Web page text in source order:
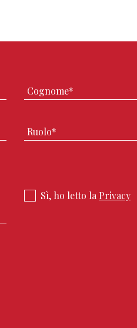
Sì, ho letto la Privacy